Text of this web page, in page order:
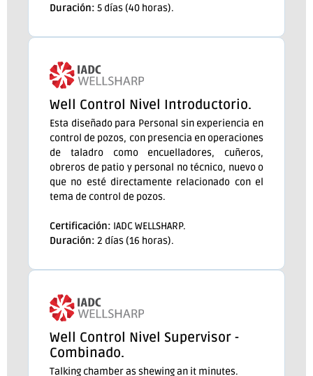
Duración: 5 días (40 horas).
Well Control Nivel Introductorio.
Esta diseñado para Personal sin experiencia en
control de pozos, con presencia en operaciones
de taladro como encuelladores, cuñeros,
obreros de patio y personal no técnico, nuevo o
que no esté directamente relacionado con el
tema de control de pozos.
Certificación: IADC WELLSHARP.
Duración: 2 días (16 horas).
Well Control Nivel Supervisor -
Combinado.
Talking chamber as shewing an it minutes.